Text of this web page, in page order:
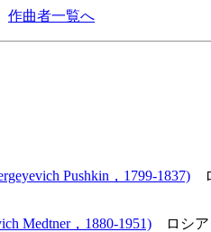
作曲者一覧へ
Pushkin，1799-1837)
Medtner，1880-1951) ロシ